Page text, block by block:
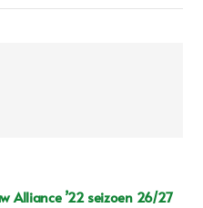
Alliance ’22 seizoen 26/27